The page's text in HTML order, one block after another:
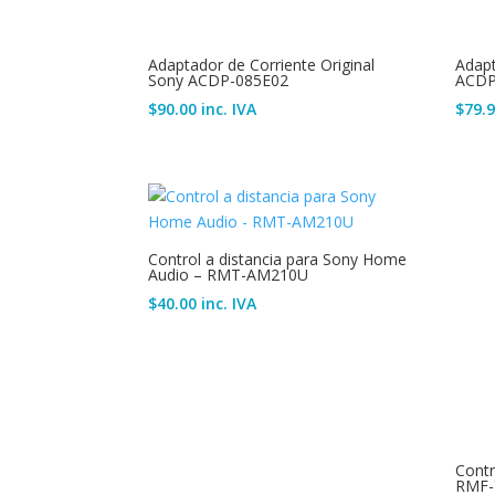
Adaptador de Corriente Original
Sony ACDP-085E02
$90.00 inc. IVA
$
Control a distancia para Sony Home
Audio – RMT-AM210U
$40.00 inc. IVA